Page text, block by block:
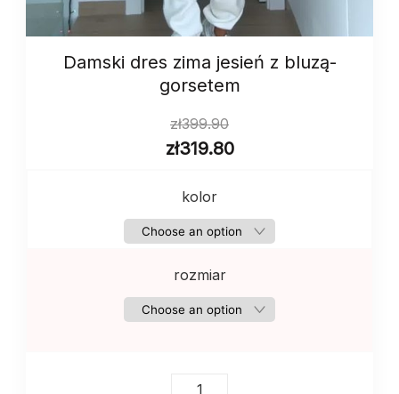
Damski dres zima jesień z bluzą-
gorsetem
zł399.90
zł319.80
kolor
rozmiar
Damski